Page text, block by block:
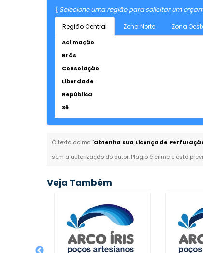
Selecione uma região para solicitar um
Região Central Zona Norte Zona
Aclimação
Brás
Consolação
Liberdade
República
Sé
O texto acima "Obtenha sua Licença de
sem a autorização do autor. Plágio é crime e está
Veja Também